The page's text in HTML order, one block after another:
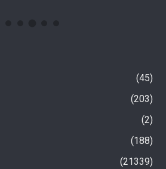
45
203
2
188
21339